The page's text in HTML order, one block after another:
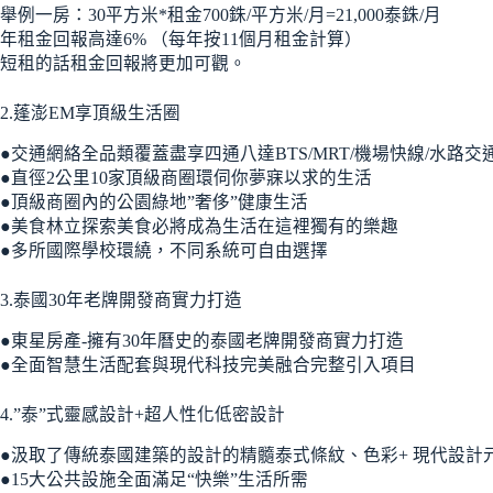
舉例一房：30平方米*租金700銖/平方米/月=21,000泰銖/月
年租金回報高達6% （每年按11個月租金計算）
短租的話租金回報將更加可觀。
2.蓬澎EM享頂級生活圈
●交通網絡全品類覆蓋盡享四通八達BTS/MRT/機場快線/水路交
●直徑2公里10家頂級商圈環伺你夢寐以求的生活
●頂級商圈內的公園綠地”奢侈”健康生活
●美食林立探索美食必將成為生活在這裡獨有的樂趣
●多所國際學校環繞，不同系統可自由選擇
3.泰國30年老牌開發商實力打造
●東星房產-擁有30年曆史的泰國老牌開發商實力打造
●全面智慧生活配套與現代科技完美融合完整引入項目
4.”泰”式靈感設計+超人性化低密設計
●汲取了傳統泰國建築的設計的精髓泰式條紋、色彩+ 現代設計
●15大公共設施全面滿足“快樂”生活所需